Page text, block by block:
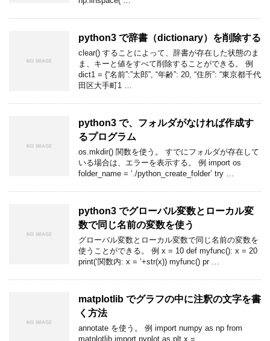
python3 で辞書（dictionary）を削除する
clear() することによって、辞書が存在した状態のま
ま、キーと値をすべて削除することができる。 例
dict1 = {“名前”:”太郎”, “年齢”: 20, “住所”: “東京都千代
田区大手町1 …
python3 で、フォルダがなければ作成す
るプログラム
os.mkdir() 関数を使う。 すでにフォルダが存在して
いる場合は、エラーを表示する。 例 import os
folder_name = ‘./python_create_folder’ try …
python3 でグローバル変数とローカル変
数で同じ名前の変数を使う
グローバル変数とローカル変数で同じ名前の変数を
使うことができる。 例 x = 10 def myfunc(): x = 20
print(‘関数内: x = ‘+str(x)) myfunc() pr …
matplotlib でグラフの中に注釈の文字を書
く方法
annotate を使う。 例 import numpy as np from
matplotlib import pyplot as plt x =